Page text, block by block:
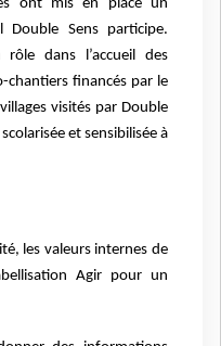
ont mis en place un
Double Sens participe.
dans l’accueil des
chantiers financés par le
visités par Double
et sensibilisée à
les valeurs internes de
Agir pour un